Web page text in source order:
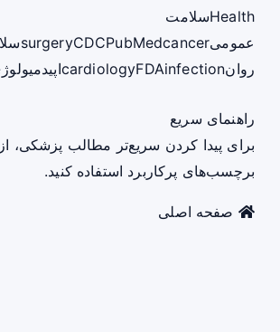
Healthسلامت
عمومی
surgeryCDCPubMedcancer
روان
cardiologyFDAinfection
راهنمای سریع
برای پیدا کردن سریع‌تر مطالب پزشکی،
برچسب‌های پرکاربرد استفاده کنید.
صفحه اصلی